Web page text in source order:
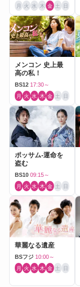
月 火 水 木 金 土 日
メンコン 史上最
高の私！
BS12 17:30～
月 火 水 木 金 土 日
ポッサム-運命を
盗む
BS10 09:15～
月 火 水 木 金 土 日
華麗なる遺産
BSフジ 10:00～
月 火 水 木 金 土 日